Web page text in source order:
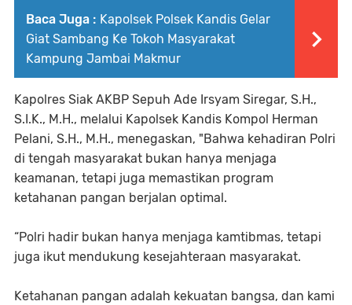
Baca Juga : Kapolsek Polsek Kandis Gelar
Giat Sambang Ke Tokoh Masyarakat
Kampung Jambai Makmur
Kapolres Siak AKBP Sepuh Ade Irsyam Siregar, S.H.,
S.I.K., M.H., melalui Kapolsek Kandis Kompol Herman
Pelani, S.H., M.H., menegaskan, "Bahwa kehadiran Polri
di tengah masyarakat bukan hanya menjaga
keamanan, tetapi juga memastikan program
ketahanan pangan berjalan optimal.
“Polri hadir bukan hanya menjaga kamtibmas, tetapi
juga ikut mendukung kesejahteraan masyarakat.
Ketahanan pangan adalah kekuatan bangsa, dan kami